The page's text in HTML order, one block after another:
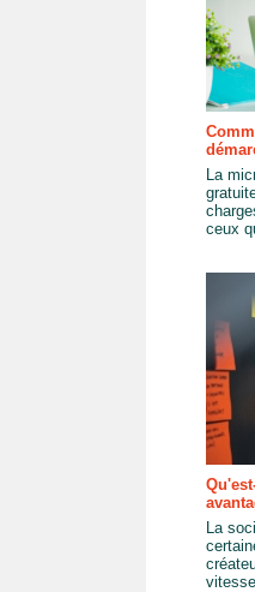
La
ceux
La